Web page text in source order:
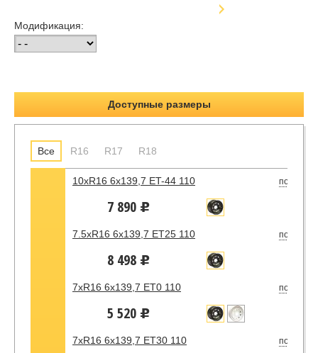
Модификация:
Доступные размеры
Все R16 R17 R18
10xR16 6x139,7 ET-44 110 под
7 890 u
7.5xR16 6x139,7 ET25 110 под
8 498 u
7xR16 6x139,7 ET0 110 под
5 520 u
7xR16 6x139,7 ET30 110 под